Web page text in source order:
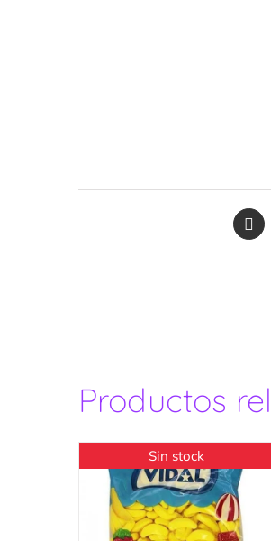
Productos
Sin stock